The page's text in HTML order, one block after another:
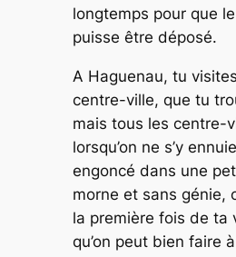
longtemps pour que
puisse être déposé.
A Haguenau, tu
centre-ville, que tu
mais tous les centre-
lorsqu’on ne s’y
engoncé dans une
morne et sans génie,
la première fois de ta
qu’on peut bien faire